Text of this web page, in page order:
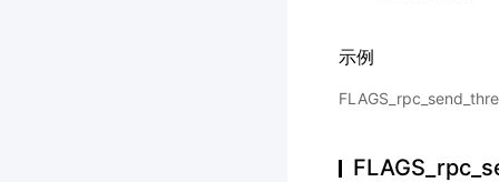
示例